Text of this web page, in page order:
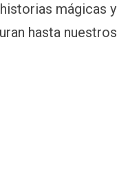
mágicas y
hasta nuestros